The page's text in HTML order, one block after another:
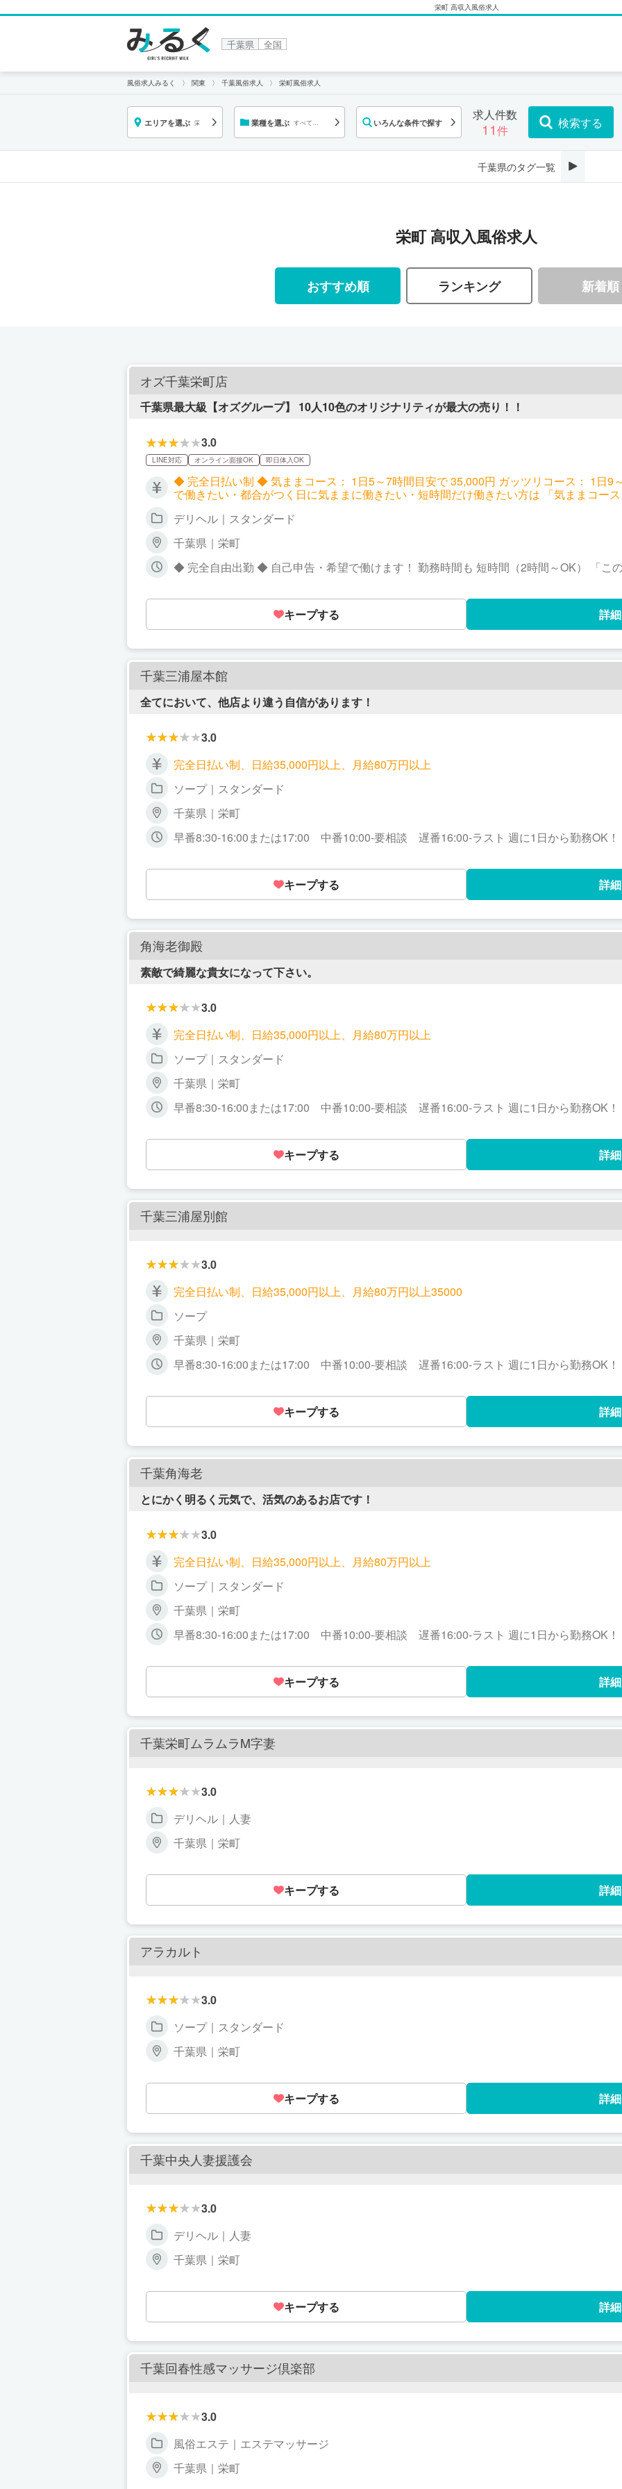
栄町 高収入風俗求人
千葉県 全国
風俗求人みるく 関東 千葉風俗求人 栄町風俗求人
エリアを選ぶ 栄
業種を選ぶ すべての
いろんな条件で探す 求人件数
11件 検索する
千葉県のタグ一覧
栄町 高収入風俗求人
おすすめ順 ランキング 新着順
オズ千葉栄町店
千葉県最大級【オズグループ】 10人10色のオリジナリティが最大の売り！！
3.0
LINE対応 オンライン面接OK 即日体入OK
◆ 完全日払い制 ◆ 気ままコース： 1日5～7時間目安で 35,000円 ガッツリコース： 1日9～
で働きたい・都合がつく日に気ままに働きたい・短時間だけ働きたい方は 「気ままコー
働き方が選べます！ 罰金・ノルマ・シフトの強制一切ナシ！ 自分の働き方は自分で決めてOK―― その“当たり前”をオズ千
葉栄町店は全力で応援します♪
デリヘル｜スタンダード
千葉県｜栄町
◆ 完全自由出勤 ◆ 自己申告・希望で働けます！ 勤務時間も 短時間（2時間～OK） 「こ
な方も大歓迎！ オズ千葉栄町店が 効率よく働けるように万全サポート！ 働き方は人それぞれ。 あなたの状況や目標に合わ
せて、 無理のないベストな働き方を一緒に見つけましょう！ 「どういう働き方がしたいのか？」 しっかり話し合って、 不
安ゼロでスタートできるように 全力でサポートします♪
キープする 詳
千葉三浦屋本館
全てにおいて、他店より違う自信があります！
3.0
完全日払い制、日給35,000円以上、月給80万円以上
ソープ｜スタンダード
千葉県｜栄町
早番8:30-16:00または17:00 中番10:00-要相談 遅番16:00-ラスト 週に1日から勤務OK！
キープする 詳
角海老御殿
素敵で綺麗な貴女になって下さい。
3.0
完全日払い制、日給35,000円以上、月給80万円以上
ソープ｜スタンダード
千葉県｜栄町
早番8:30-16:00または17:00 中番10:00-要相談 遅番16:00-ラスト 週に1日から勤務OK！
キープする 詳
千葉三浦屋別館
3.0
完全日払い制、日給35,000円以上、月給80万円以上35000
ソープ
千葉県｜栄町
早番8:30-16:00または17:00 中番10:00-要相談 遅番16:00-ラスト 週に1日から勤務OK！
キープする 詳
千葉角海老
とにかく明るく元気で、活気のあるお店です！
3.0
完全日払い制、日給35,000円以上、月給80万円以上
ソープ｜スタンダード
千葉県｜栄町
早番8:30-16:00または17:00 中番10:00-要相談 遅番16:00-ラスト 週に1日から勤務OK！
キープする 詳
千葉栄町ムラムラM字妻
3.0
デリヘル｜人妻
千葉県｜栄町
キープする 詳
アラカルト
3.0
ソープ｜スタンダード
千葉県｜栄町
キープする 詳
千葉中央人妻援護会
3.0
デリヘル｜人妻
千葉県｜栄町
キープする 詳
千葉回春性感マッサージ倶楽部
3.0
風俗エステ｜エステマッサージ
千葉県｜栄町